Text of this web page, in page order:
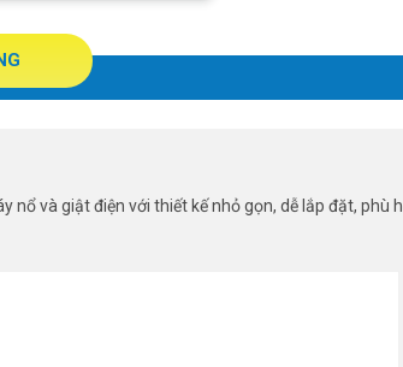
và giật điện với thiết kế nhỏ gọn, dễ lắp đặt, phù